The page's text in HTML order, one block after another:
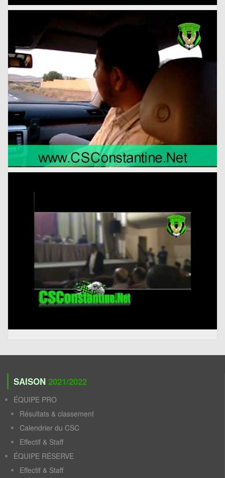
SAISON 2021/2022
ÉQUIPE PRO
Résultats & classement
Calendrier du CSC
Effectif & Staff
ÉQUIPE RÉSERVE
Effectif & Staff